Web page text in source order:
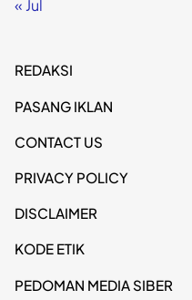
« Jul
REDAKSI
PASANG IKLAN
CONTACT US
PRIVACY POLICY
DISCLAIMER
KODE ETIK
PEDOMAN MEDIA SIBER